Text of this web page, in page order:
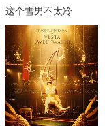
这个雪男不太冷